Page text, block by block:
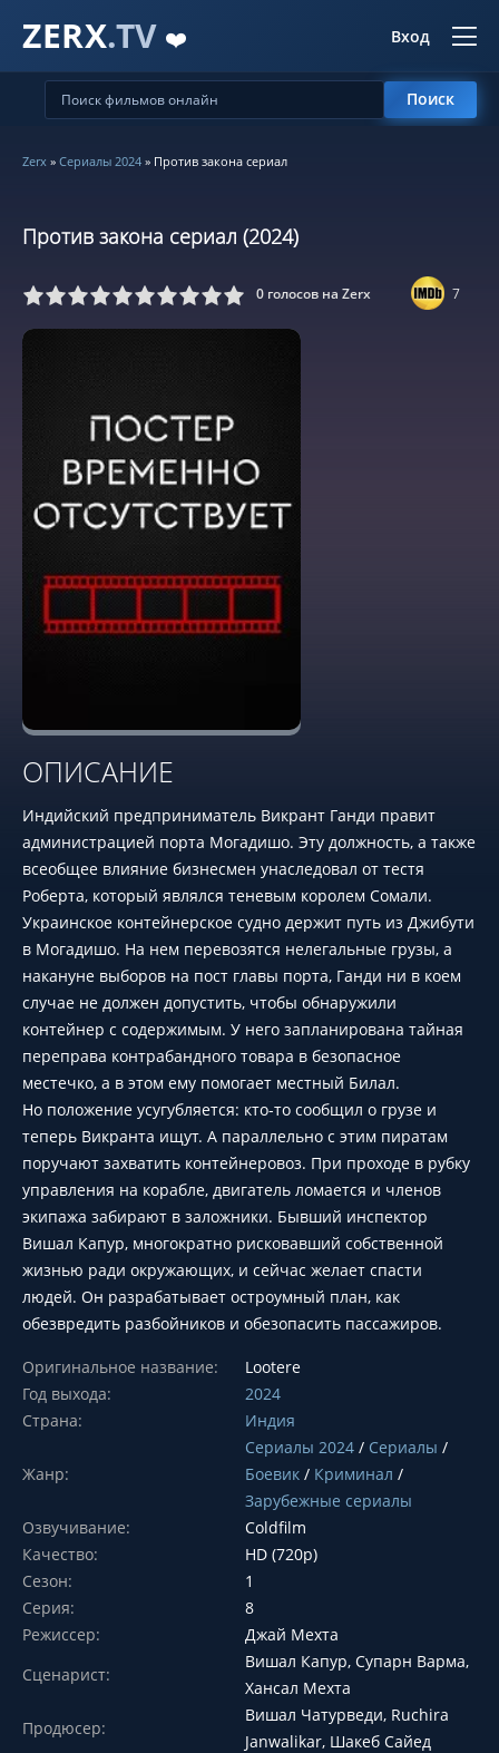
ZERX.TV ❤️ Вход
Поиск
Zerx » Сериалы 2024 » Против закона сериал
Против закона сериал (2024)
6 7 8 9 10 0 голосов на Zerx 7
ОПИСАНИЕ
Индийский предприниматель Викрант Ганди правит
администрацией порта Могадишо. Эту должность, а также
всеобщее влияние бизнесмен унаследовал от тестя
Роберта, который являлся теневым королем Сомали.
Украинское контейнерское судно держит путь из Джибути
в Могадишо. На нем перевозятся нелегальные грузы, а
накануне выборов на пост главы порта, Ганди ни в коем
случае не должен допустить, чтобы обнаружили
контейнер с содержимым. У него запланирована тайная
переправа контрабандного товара в безопасное
местечко, а в этом ему помогает местный Билал.
Но положение усугубляется: кто-то сообщил о грузе и
теперь Викранта ищут. А параллельно с этим пиратам
поручают захватить контейнеровоз. При проходе в рубку
управления на корабле, двигатель ломается и членов
экипажа забирают в заложники. Бывший инспектор
Вишал Капур, многократно рисковавший собственной
жизнью ради окружающих, и сейчас желает спасти
людей. Он разрабатывает остроумный план, как
обезвредить разбойников и обезопасить пассажиров.
Оригинальное название:
Lootere
Год выхода:
2024
Страна:
Индия
Жанр:
Сериалы 2024 / Сериалы /
Боевик / Криминал /
Зарубежные сериалы
Озвучивание:
Coldfilm
Качество:
HD (720p)
Сезон:
1
Серия:
8
Режиссер:
Джай Мехта
Сценарист:
Вишал Капур, Супарн Варма,
Хансал Мехта
Продюсер:
Вишал Чатурведи, Ruchira
Janwalikar, Шакеб Сайед